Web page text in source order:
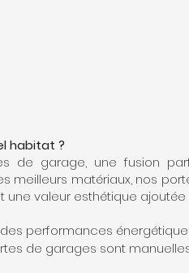
habitat ?
de garage, une fusion
meilleurs matériaux, nos
valeur esthétique ajoutée
performances
de garages sont